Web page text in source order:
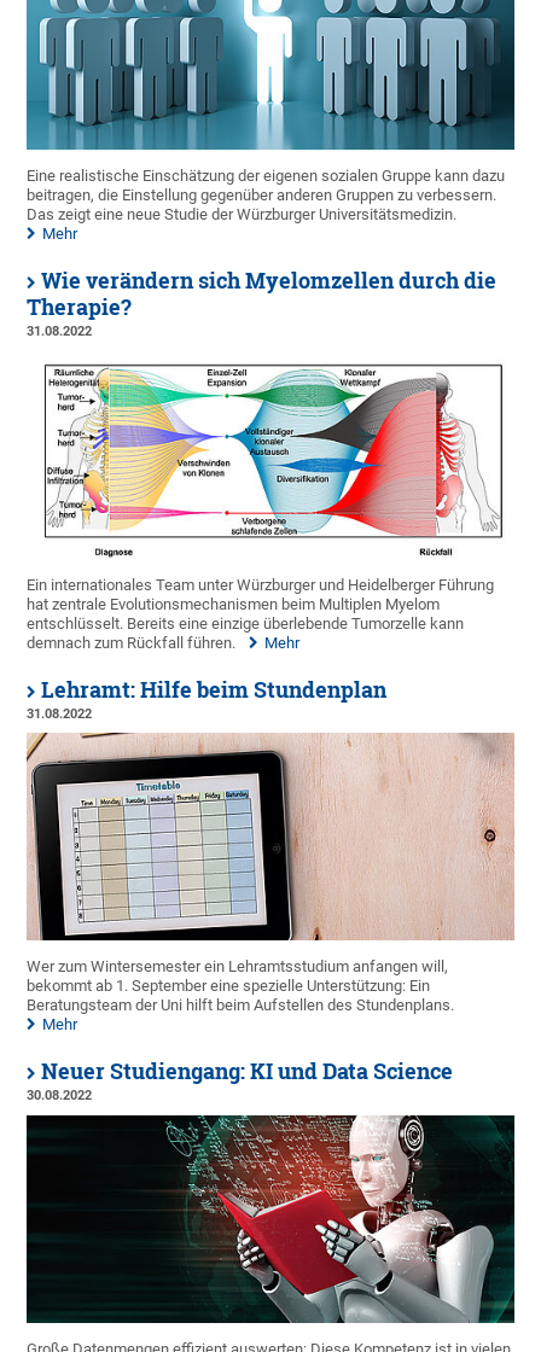
Eine realistische Einschätzung der eigenen sozialen Gruppe kann dazu
beitragen, die Einstellung gegenüber anderen Gruppen zu verbessern.
Das zeigt eine neue Studie der Würzburger Universitätsmedizin.
Mehr
Wie verändern sich Myelomzellen durch die
Therapie?
31.08.2022
Ein internationales Team unter Würzburger und Heidelberger Führung
hat zentrale Evolutionsmechanismen beim Multiplen Myelom
entschlüsselt. Bereits eine einzige überlebende Tumorzelle kann
demnach zum Rückfall führen.
Mehr
Lehramt: Hilfe beim Stundenplan
31.08.2022
Wer zum Wintersemester ein Lehramtsstudium anfangen will,
bekommt ab 1. September eine spezielle Unterstützung: Ein
Beratungsteam der Uni hilft beim Aufstellen des Stundenplans.
Mehr
Neuer Studiengang: KI und Data Science
30.08.2022